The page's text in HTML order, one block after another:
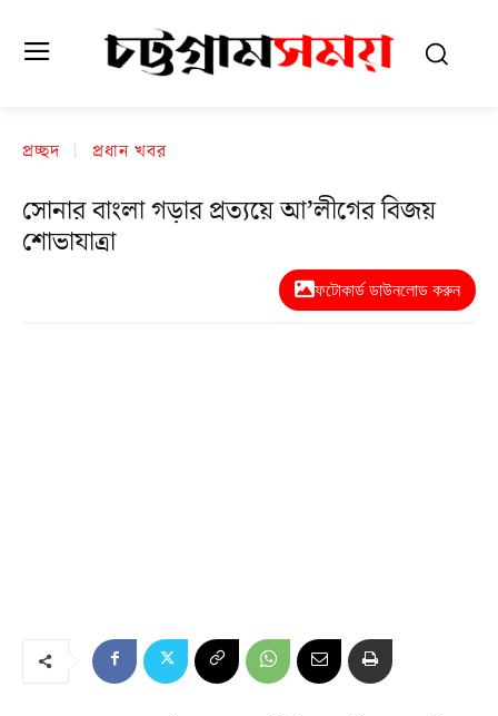
প্রচ্ছদ প্রধান খবর
সোনার বাংলা গড়ার প্রত্যয়ে আ’লীগের বিজয়
শোভাযাত্রা
ফটোকার্ড ডাউনলোড করুন